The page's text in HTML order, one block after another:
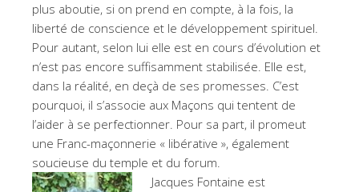
plus aboutie, si on prend en compte, à la fois, la
liberté de conscience et le développement spirituel.
Pour autant, selon lui elle est en cours d’évolution et
n’est pas encore suffisamment stabilisée. Elle est,
dans la réalité, en deçà de ses promesses. C’est
pourquoi, il s’associe aux Maçons qui tentent de
l’aider à se perfectionner. Pour sa part, il promeut
une Franc-maçonnerie « libérative », également
soucieuse du temple et du forum.
Jacques Fontaine est